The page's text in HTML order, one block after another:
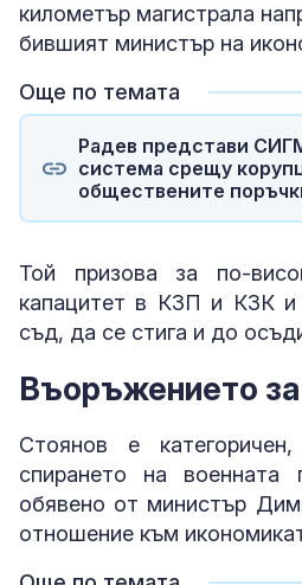
километър магистрала
бившият министър на
Още по темата
Радев представи
система срещу
обществените
Той призова за по-
капацитет в КЗП и КЗК и
съд, да се стига и до
Въоръжението
Стоянов е
спирането на военната
обявено от министър
отношение към